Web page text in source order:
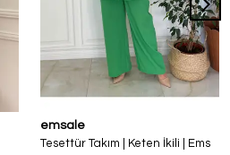
emsale
Tesettür Takım | Keten İkili | Ems